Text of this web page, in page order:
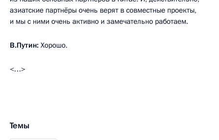
азиатские партнёры очень верят в совместные проекты,
и мы с ними очень активно и замечательно работаем.
В.Путин: Хорошо.
<…>
Темы